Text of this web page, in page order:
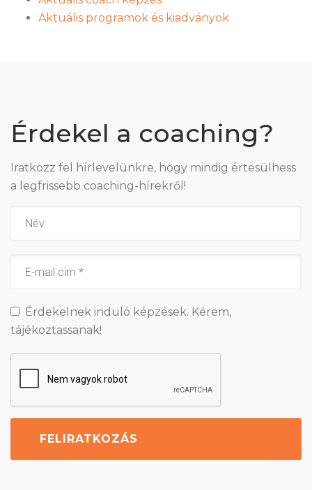
Aktuális programok és kiadványok
Érdekel a coaching?
Iratkozz fel hírlevelünkre, hogy mindig értesülhess
a legfrissebb coaching-hírekről!
Érdekelnek induló képzések. Kérem,
tájékoztassanak!